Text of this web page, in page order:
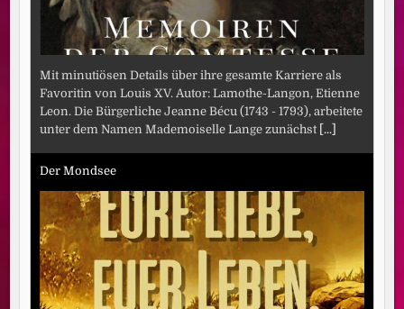
Mit minutiösen Details über ihre gesamte Karriere als
Favoritin von Louis XV. Autor: Lamothe-Langon, Etienne
Leon. Die Bürgerliche Jeanne Bécu (1743 - 1793), arbeitete
unter dem Namen Mademoiselle Lange zunächst [...]
Der Mondsee